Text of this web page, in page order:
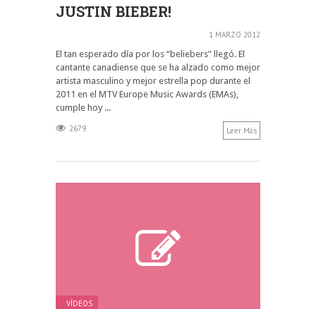
JUSTIN BIEBER!
1 MARZO 2012
El tan esperado día por los “beliebers” llegó. El
cantante canadiense que se ha alzado como mejor
artista masculino y mejor estrella pop durante el
2011 en el MTV Europe Music Awards (EMAs),
cumple hoy ...
2679 Leer Más
VÍDEOS